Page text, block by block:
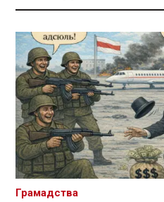
Грамадства